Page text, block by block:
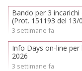
Bando per 3 incarichi di collaborazione part-time counselling
(Prot. 151193 del
3 settimane fa
Info Days on-line per lauree triennali e magistrali | 21 luglio
2026
3 settimane fa